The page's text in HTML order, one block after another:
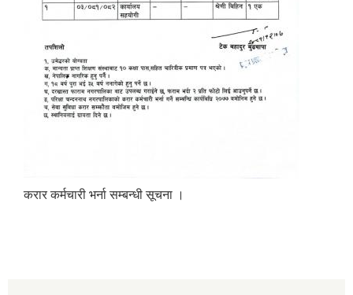
करार कर्मचारी भर्ना सम्बन्धी सूचना ।